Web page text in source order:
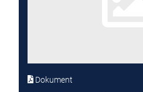
Dokument